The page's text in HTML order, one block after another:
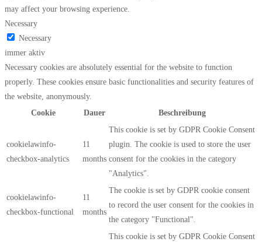
may affect your browsing experience.
Necessary
Necessary
immer aktiv
Necessary cookies are absolutely essential for the website to function
properly. These cookies ensure basic functionalities and security features of
the website, anonymously.
Cookie
Dauer Beschreibung
cookielawinfo-
checkbox-analytics
11
months
This cookie is set by GDPR Cookie Consent
plugin. The cookie is used to store the user
consent for the cookies in the category
"Analytics".
cookielawinfo-
checkbox-functional
11
months
The cookie is set by GDPR cookie consent
to record the user consent for the cookies in
the category "Functional".
This cookie is set by GDPR Cookie Consent